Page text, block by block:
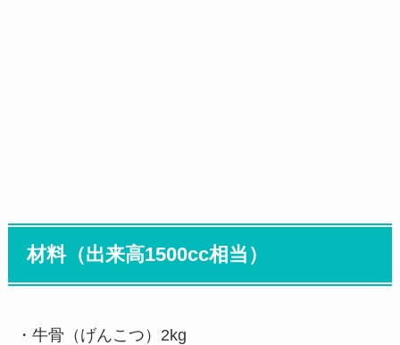
材料（出来高1500cc相当）
・牛骨（げんこつ）2kg